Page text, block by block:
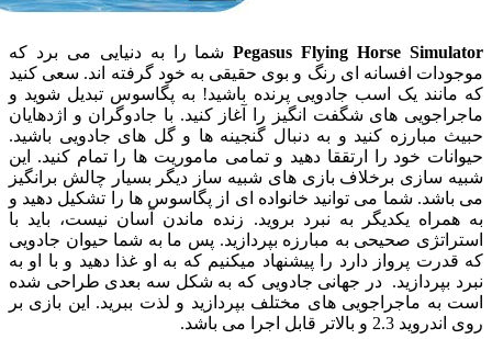
Pegasus Flying Horseشما را به دنیایی می برد که
افسانه ای رنگ و بوی حقیقی به خود گرفته اند. سعی کنید
یک اسب جادویی پرنده باشید! به پگاسوس تبدیل شوید و
های شگفت انگیز را آغاز کنید. با جادوگران و اژدهایان
کنید و به دنبال گنجینه ها و گل های جادویی باشید.
خود را ارتققا دهید و تمامی ماموریت ها را تمام کنید. این
برخلاف بازی های شبیه ساز دیگر بسیار چالش برانگیز
شما می توانید خانواده ای از پگاسوس ها را تشکیل دهید و
یکدیگر به نبرد بروید. زنده ماندن آسان نیست، باید با
صحیحی به مبارزه بپردازید. پس ما به شما حیوان جادویی
پرواز دارد را پیشنهاد میکنیم که به او غذا دهید و با او به
در جهانی جادویی که به شکل سه بعدی طراحی شده
ماجراجویی های مختلف بپردازید و لذت ببرید. این بازی بر
قابل اجرا می باشد.